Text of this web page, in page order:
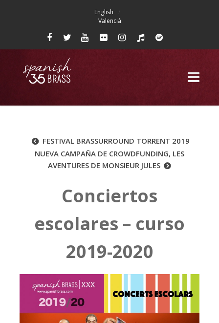
English
Valencià
FESTIVAL BRASSURROUND TORRENT 2019
NUEVA CAMPAÑA DE CROWDFUNDING, LES
AVENTURES DE MONSIEUR JULES
Conciertos
escolares – curso
2019-2020